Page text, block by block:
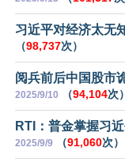
习近平对经济太无
（98,737次）
阅兵前后中国股市
2025/9/10 （94,104次）
RTI：普金掌握习
2025/9/9 （91,060次）